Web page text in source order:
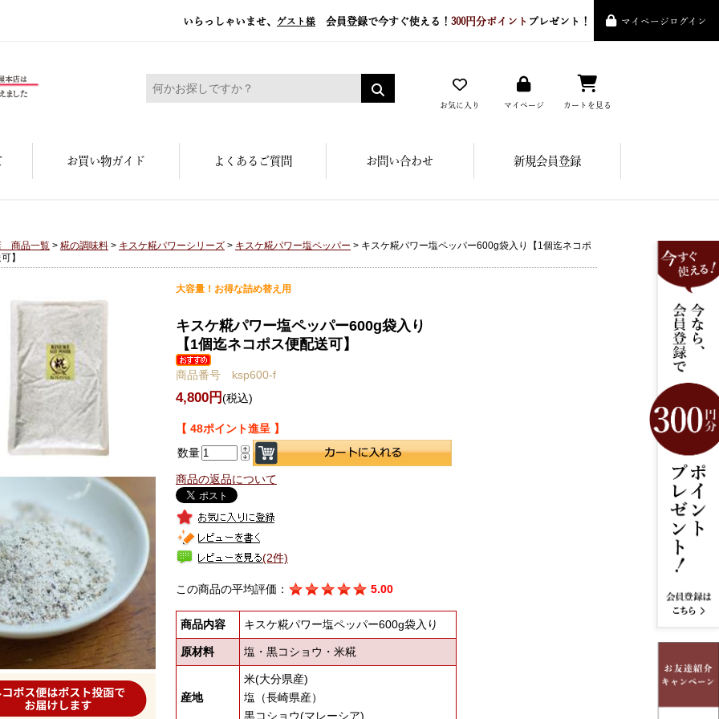
いらっしゃいませ、 ゲスト様 会員登録で今すぐ使える！ 300円分ポイント プレゼント！ マイページログイン
糀屋本店 - 元禄二年。創業三百余年の味
お気に入り マイページ カートを見る
お買い物ガイド よくあるご質問 お問い合わせ 新規会員登録
商品一覧 > 糀の調味料 > キスケ糀パワーシリーズ > キスケ糀パワー塩ペッパー > キスケ糀パワー塩ペッパー600g袋入り【1個迄ネコポ
】
大容量！お得な詰め替え用
キスケ糀パワー塩ペッパー600g袋入り
【1個迄ネコポス便配送可】
商品番号 ksp600-f
4,800円(税込)
【 48ポイント進呈 】
数量
商品の返品について
(2件)
この商品の平均評価： 5.00
商品内容 キスケ糀パワー塩ペッパー600g袋入り
原材料 塩・黒コショウ・米糀
産地
米(大分県産)
塩（長崎県産）
黒コショウ(マレーシア)